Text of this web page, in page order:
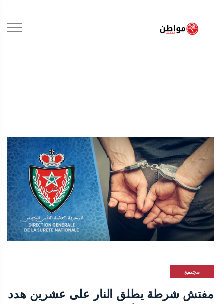
مجتمع
مفتش شرطة يطلق النار على عشرين هدد